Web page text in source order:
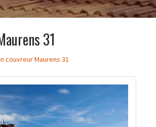
31
couvreur Maurens 31